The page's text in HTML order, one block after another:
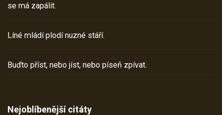
se má zapálit.
Líné mládí plodí nuzné stáří.
Buďto příst, nebo jíst, nebo píseň zpívat.
Nejoblíbenější citáty